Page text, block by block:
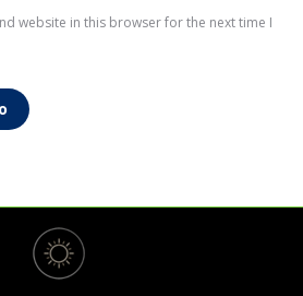
website in this browser for the next time I